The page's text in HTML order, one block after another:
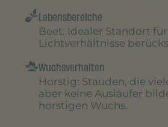
Lebensbereiche
Beet: Idealer Standort
Lichtverhältnisse
Wuchsverhalten
Horstig: Stauden, die
aber keine Ausläufer
horstigen Wuchs.